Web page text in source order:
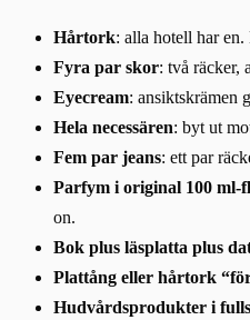
Hårtork: alla hotell har
Fyra par skor: två räcker,
Eyecream: ansiktskrämen
Hela necessären: byt ut
Fem par jeans: ett par
Parfym i original 100 ml-
on.
Bok plus läsplatta plus
Plattång eller hårtork
Hudvårdsprodukter i